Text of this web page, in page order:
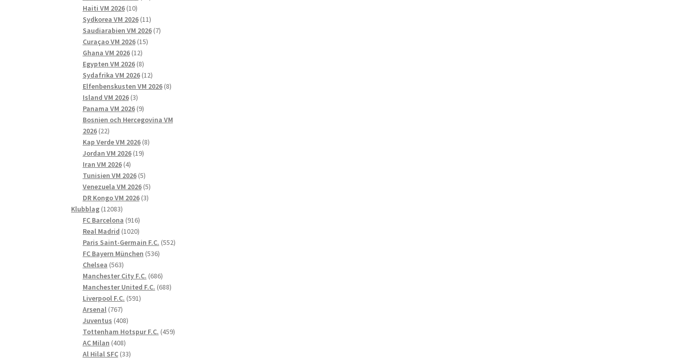
Haiti VM 2026 1010
produkter
Sydkorea VM 2026 1111
produkter
Saudiarabien VM 2026 77
Curaçao VM 2026 1515
Ghana VM 2026 1212
produkter
Egypten VM 2026 88
produkter
Sydafrika VM 2026 1212
produkter
Elfenbenskusten VM 2026 88
Island VM 2026 33
produkter
Panama VM 2026 99
produkter
Bosnien och Hercegovina VM
2026 2222
produkter
Kap Verde VM 2026 88
Jordan VM 2026 1919
Iran VM 2026 44
produkter
Tunisien VM 2026 55
produkter
Venezuela VM 2026 55
produkter
DR Kongo VM 2026 33
Klubblag 1208312083
produkter
FC Barcelona 916916
produkter
Real Madrid 10201020
produkter
Paris Saint-Germain F.C. 552552
FC Bayern München 536536
Chelsea 563563
produkter
Manchester City F.C. 686686
produkter
Manchester United F.C. 688688
Liverpool F.C. 591591
Arsenal 767767
produkter
Juventus 408408
produkter
Tottenham Hotspur F.C. 459459
AC Milan 408408
produkter
Al Hilal SFC 3333